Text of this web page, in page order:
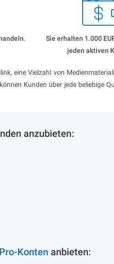
Sie erhalten 1.000
jeden aktiven
eine Vielzahl von
Kunden über jede beliebige
anzubieten:
Pro-Konten anbieten: